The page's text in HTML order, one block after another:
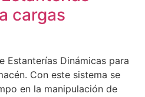
cargas
Estanterías Dinámicas para
Con este sistema se
en la manipulación de